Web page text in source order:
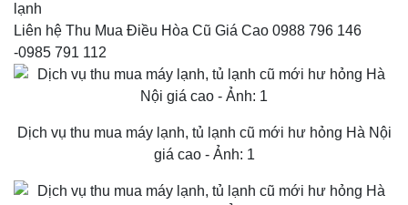
lạnh
Liên hệ Thu Mua Điều Hòa Cũ Giá Cao 0988 796 146
-0985 791 112
Dịch vụ thu mua máy lạnh, tủ lạnh cũ mới hư hỏng Hà Nội
giá cao - Ảnh: 1